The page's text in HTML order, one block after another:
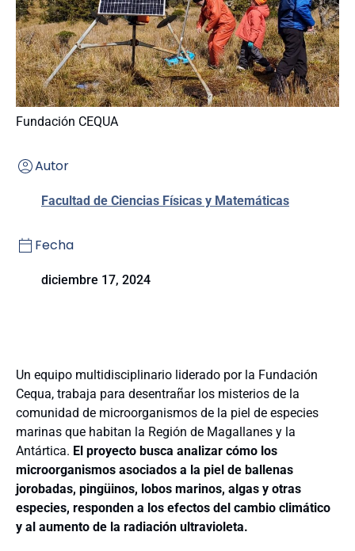
Fundación CEQUA
Autor
Facultad de Ciencias Físicas y Matemáticas
Fecha
diciembre 17, 2024
Un equipo multidisciplinario liderado por la Fundación
Cequa, trabaja para desentrañar los misterios de la
comunidad de microorganismos de la piel de especies
marinas que habitan la Región de Magallanes y la
Antártica. El proyecto busca analizar cómo los
microorganismos asociados a la piel de ballenas
jorobadas, pingüinos, lobos marinos, algas y otras
especies, responden a los efectos del cambio climático
y al aumento de la radiación ultravioleta.